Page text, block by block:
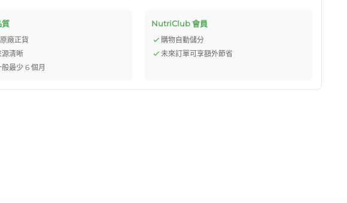
質
廠正貨
源清晰
最少 6 個月
NutriClub 會員
購物自動儲分
未來訂單可享額外節省